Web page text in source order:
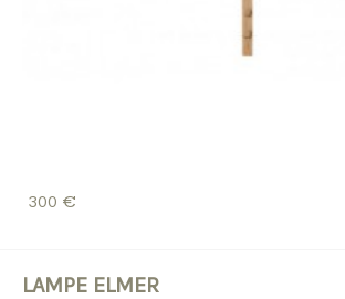
300 €
LAMPE ELMER